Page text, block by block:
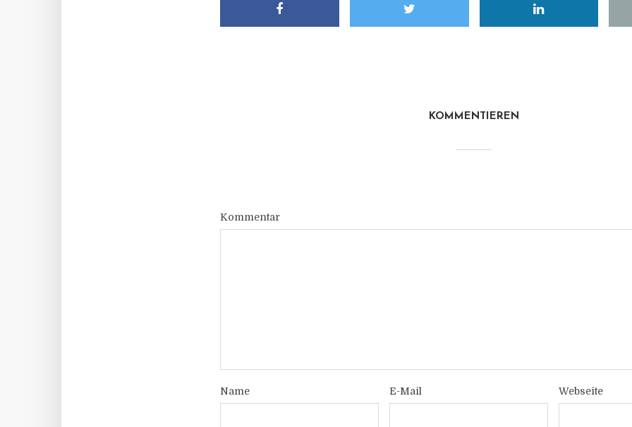
KOMMENTIEREN
Kommentar
Name E-Mail Webseite